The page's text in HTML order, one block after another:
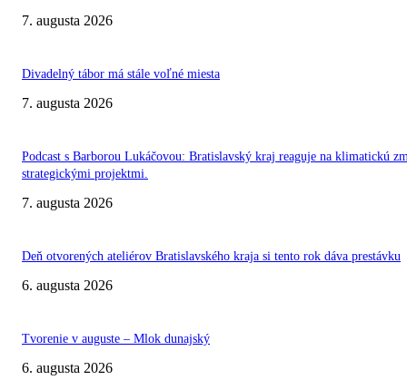
7. augusta 2026
Divadelný tábor má stále voľné miesta
7. augusta 2026
Podcast s Barborou Lukáčovou: Bratislavský kraj reaguje na klimatickú
strategickými projektmi.
7. augusta 2026
Deň otvorených ateliérov Bratislavského kraja si tento rok dáva prestávku
6. augusta 2026
Tvorenie v auguste – Mlok dunajský
6. augusta 2026